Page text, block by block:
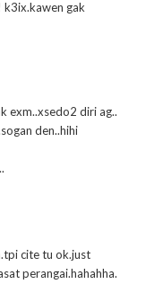
k3ix.kawen gak
exm..xsedo2 diri ag..
den..hihi
cite tu ok.just
perangai.hahahha.